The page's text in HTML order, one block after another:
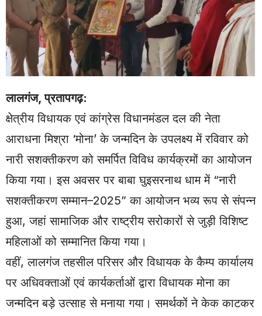
लालगंज, प्रतापगढ़:
क्षेत्रीय विधायक एवं कांग्रेस विधानमंडल दल की नेता
आराधना मिश्रा ‘मोना’ के जन्मदिन के उपलक्ष्य में रविवार को
नारी सशक्तीकरण को समर्पित विविध कार्यक्रमों का आयोजन
किया गया। इस अवसर पर बाबा घुइसरनाथ धाम में “नारी
सशक्तीकरण सम्मान–2025” का आयोजन भव्य रूप से संपन्न
हुआ, जहां सामाजिक और राष्ट्रीय सरोकारों से जुड़ी विशिष्ट
महिलाओं को सम्मानित किया गया।
वहीं, लालगंज तहसील परिसर और विधायक के कैम्प कार्यालय
पर अधिवक्ताओं एवं कार्यकर्ताओं द्वारा विधायक मोना का
जन्मदिन बड़े उत्साह से मनाया गया। समर्थकों ने केक काटकर